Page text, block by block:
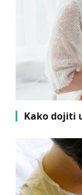
Kako dojiti